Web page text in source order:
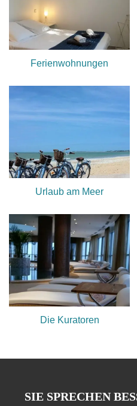
Ferienwohnungen
Urlaub am Meer
Die Kuratoren
SIE SPRECHEN